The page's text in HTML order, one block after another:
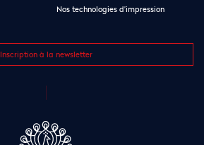
Nos technologies d’impression
Inscription à la newsletter